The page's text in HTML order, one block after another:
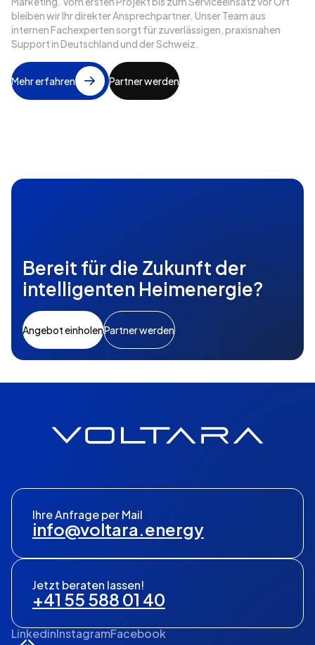
bleiben wir Ihr direkter Ansprechpartner. Unser Team aus
internen Fachexperten sorgt für zuverlässigen, praxisnahen
Support in Deutschland und der Schweiz.
Mehr erfahren Partner werden
Bereit für die Zukunft der
intelligenten Heimenergie?
Angebot einholenPartner werden
LinkedinInstagramFacebook
Jetzt beraten lassen!
+41 55 588 01 40
Ihre Anfrage per Mail
info@voltara.energy